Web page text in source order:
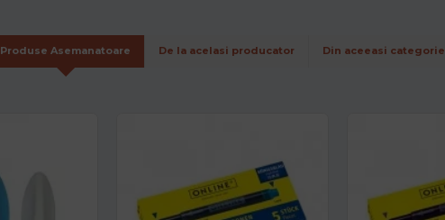
Produse Asemanatoare De la acelasi producator Din aceeasi categorie